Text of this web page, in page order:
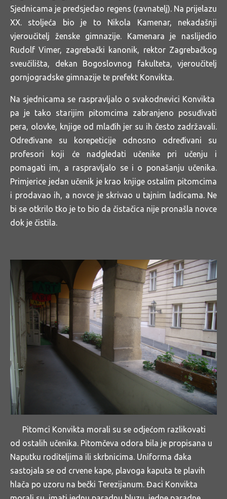
Sjednicama je predsjedao regens (ravnatelj). Na prijelazu
XX. stoljeća bio je to Nikola Kamenar, nekadašnji
vjeroučitelj ženske gimnazije. Kamenara je naslijedio
Rudolf Vimer, zagrebački kanonik, rektor Zagrebačkog
sveučilišta, dekan Bogoslovnog fakulteta, vjeroučitelj
gornjogradske gimnazije te prefekt Konvikta.
Na sjednicama se raspravljalo o svakodnevici Konvikta
pa je tako starijim pitomcima zabranjeno posuđivati
pera, olovke, knjige od mlađih jer su ih često zadržavali.
Određivane su korepeticije odnosno određivani su
profesori koji će nadgledati učenike pri učenju i
pomagati im, a raspravljalo se i o ponašanju učenika.
Primjerice jedan učenik je krao knjige ostalim pitomcima
i prodavao ih, a novce je skrivao u tajnim ladicama. Ne
bi se otkrilo tko je to bio da čistačica nije pronašla novce
dok je čistila.
Pitomci Konvikta morali su se odjećom razlikovati
od ostalih učenika. Pitomčeva odora bila je propisana u
Naputku roditeljima ili skrbnicima. Uniforma đaka
sastojala se od crvene kape, plavoga kaputa te plavih
hlača po uzoru na bečki Terezijanum. Đaci Konvikta